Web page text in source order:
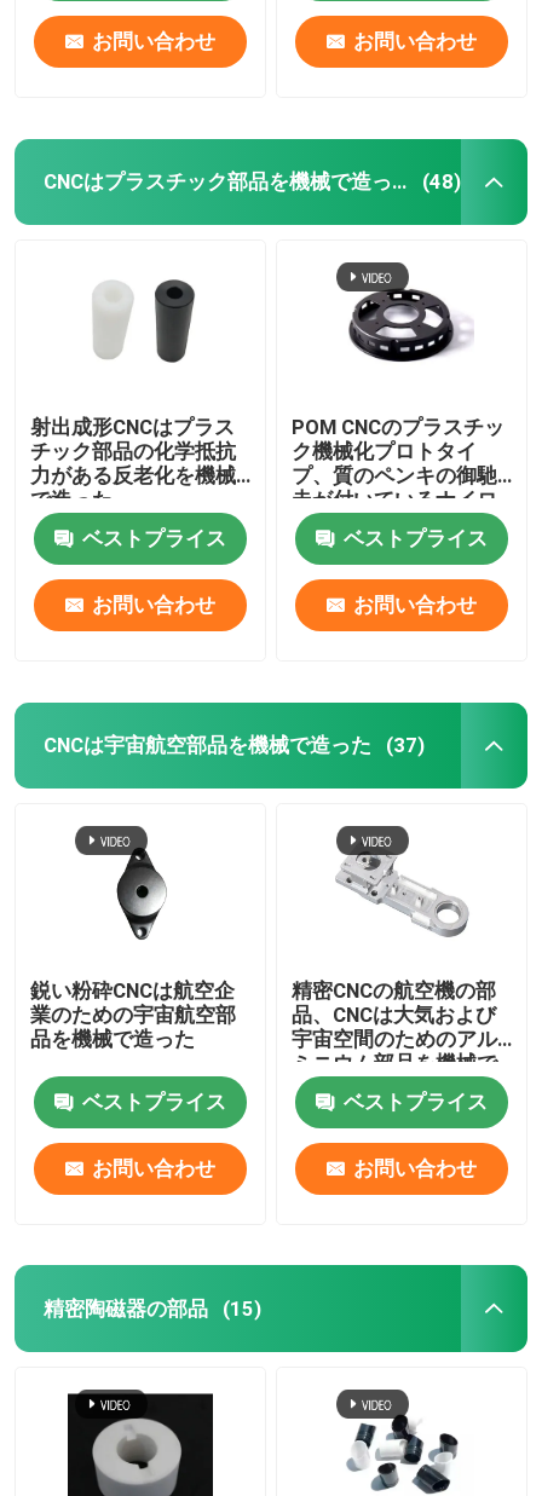
お問い合わせ お問い合わせ
CNCはプラスチック部品を機械で造った (48)
射出成形CNCはプラス
チック部品の化学抵抗
力がある反老化を機械
で造った
ベストプライス
お問い合わせ
POM CNCのプラスチッ
ク機械化プロトタイ
プ、質のペンキの御馳
走が付いているナイロ
ン機械で造られた部分
ベストプライス
お問い合わせ
CNCは宇宙航空部品を機械で造った (37)
鋭い粉砕CNCは航空企
業のための宇宙航空部
品を機械で造った
ベストプライス
お問い合わせ
精密CNCの航空機の部
品、CNCは大気および
宇宙空間のためのアル
ミニウム部品を機械で
造った
ベストプライス
お問い合わせ
精密陶磁器の部品 (15)